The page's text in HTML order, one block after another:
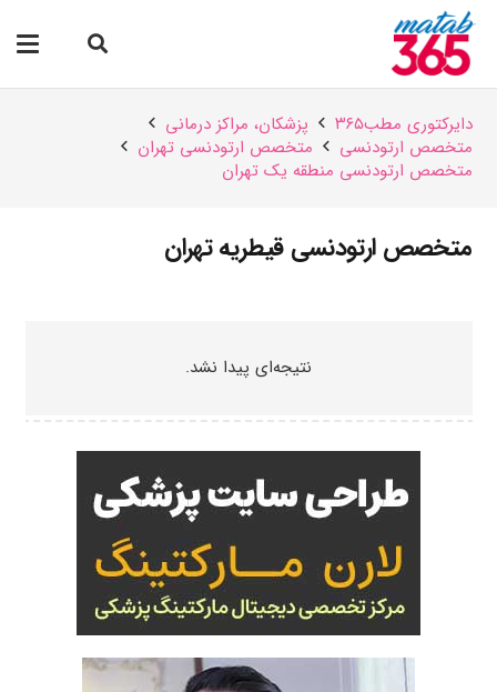
دایرکتوری مطب۳۶۵
پزشکان،‌ مراکز درمانی
متخصص ارتودنسی
متخصص ارتودنسی تهران
متخصص ارتودنسی منطقه یک تهران
متخصص ارتودنسی قیطریه تهران
نتیجه‌ای پیدا نشد.